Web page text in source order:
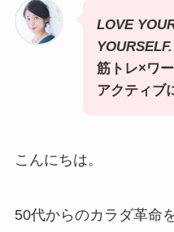
LOVE
筋トレ×ワ
アクティブ
こんにちは。
50代からのカラダ革命